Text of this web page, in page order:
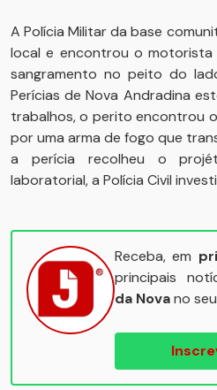
A Polícia Militar da base
local e encontrou o motorista
sangramento no peito do
Perícias de Nova Andradina
trabalhos, o perito encontrou
por uma arma de fogo que
a perícia recolheu o
laboratorial, a Polícia Civil
Receba, em
principais
da Novano seu